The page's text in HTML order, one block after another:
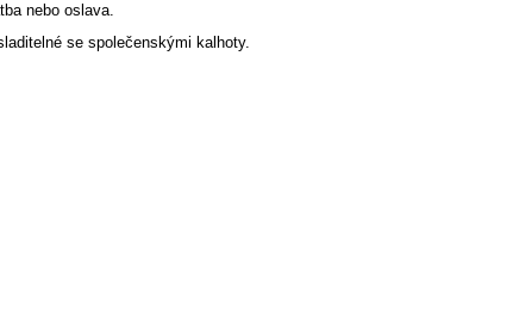
nebo oslava.
se společenskými kalhoty.